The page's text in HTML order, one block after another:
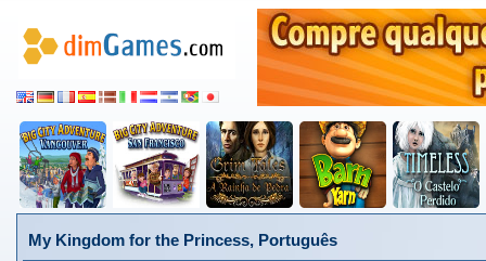
My Kingdom for the Princess, Português